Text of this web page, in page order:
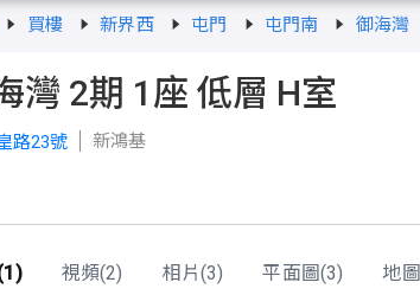
買樓 新界西 屯門 屯門南 御海灣
灣 2期 1座 低層 H室
路23號 新鴻基
視頻(2) 相片(3) 平面圖(3) 地圖